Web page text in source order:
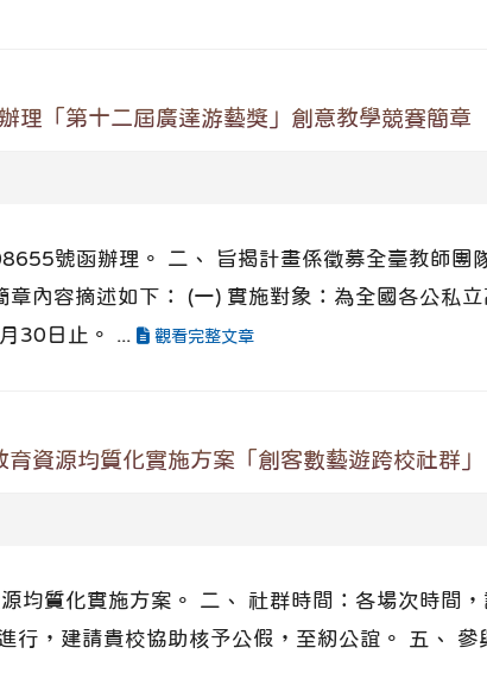
理「第十二屆廣達游藝獎」創意教學競賽簡章
號函辦理。 二、 旨揭計畫係徵募全臺教師團
內容摘述如下： (一) 實施對象：為全國各公私
30日止。 ...
觀看完整文章
資源均質化實施方案「創客數藝遊跨校社群」
均質化實施方案。 二、 社群時間：各場次時間
，建請貴校協助核予公假，至紉公誼。 五、